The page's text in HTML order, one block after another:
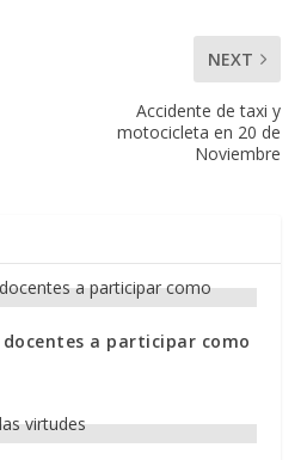
NEXT
Accidente de taxi y
motocicleta en 20 de
Noviembre
docentes a participar como